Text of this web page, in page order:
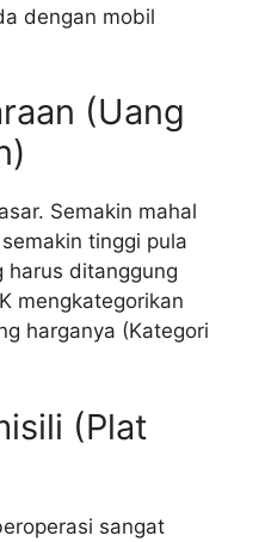
dengan mobil
(Uang
Semakin mahal
tinggi pula
harus ditanggung
mengkategorikan
harganya (Kategori
(Plat
sangat